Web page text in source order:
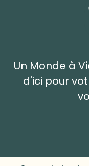
Un Monde à
d'ici pour